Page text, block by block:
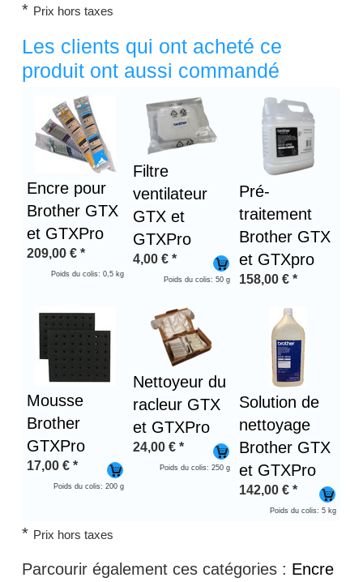
* Prix hors taxes
Les clients qui ont acheté ce
produit ont aussi commandé
Titre 1
Encre pour
Brother GTX
et GTXPro
209,00 € *
Poids du colis: 0,5 kg
Filtre
ventilateur
GTX et
GTXPro
4,00 € *
Poids du colis: 50 g
Pré-
traitement
Brother GTX
et GTXpro
158,00 € *
Mousse
Brother
GTXPro
17,00 € *
Poids du colis: 200 g
Nettoyeur du
racleur GTX
et GTXPro
24,00 € *
Poids du colis: 250 g
Solution de
nettoyage
Brother GTX
et GTXPro
142,00 € *
Poids du colis: 5 kg
* Prix hors taxes
Parcourir également ces catégories : Encre